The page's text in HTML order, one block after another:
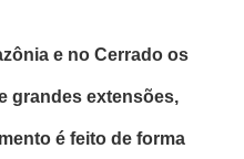
e no Cerrado os
grandes extensões,
é feito de forma